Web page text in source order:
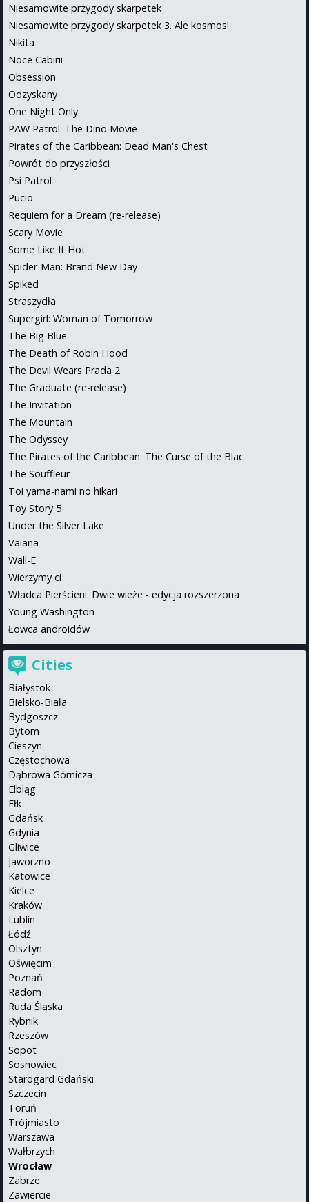
Niesamowite przygody skarpetek
Niesamowite przygody skarpetek 3. Ale kosmos!
Nikita
Noce Cabirii
Obsession
Odzyskany
One Night Only
PAW Patrol: The Dino Movie
Pirates of the Caribbean: Dead Man's Chest
Powrót do przyszłości
Psi Patrol
Pucio
Requiem for a Dream (re-release)
Scary Movie
Some Like It Hot
Spider-Man: Brand New Day
Spiked
Straszydła
Supergirl: Woman of Tomorrow
The Big Blue
The Death of Robin Hood
The Devil Wears Prada 2
The Graduate (re-release)
The Invitation
The Mountain
The Odyssey
The Pirates of the Caribbean: The Curse of the Blac
The Souffleur
Toi yama-nami no hikari
Toy Story 5
Under the Silver Lake
Vaiana
Wall-E
Wierzymy ci
Władca Pierścieni: Dwie wieże - edycja rozszerzona
Young Washington
Łowca androidów
Cities
Białystok
Bielsko-Biała
Bydgoszcz
Bytom
Cieszyn
Częstochowa
Dąbrowa Górnicza
Elbląg
Ełk
Gdańsk
Gdynia
Gliwice
Jaworzno
Katowice
Kielce
Kraków
Lublin
Łódź
Olsztyn
Oświęcim
Poznań
Radom
Ruda Śląska
Rybnik
Rzeszów
Sopot
Sosnowiec
Starogard Gdański
Szczecin
Toruń
Trójmiasto
Warszawa
Wałbrzych
Wrocław
Zabrze
Zawiercie